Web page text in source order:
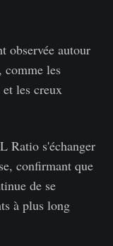
observée autour
comme les
les creux
Ratio s'échanger
confirmant que
de se
à plus long